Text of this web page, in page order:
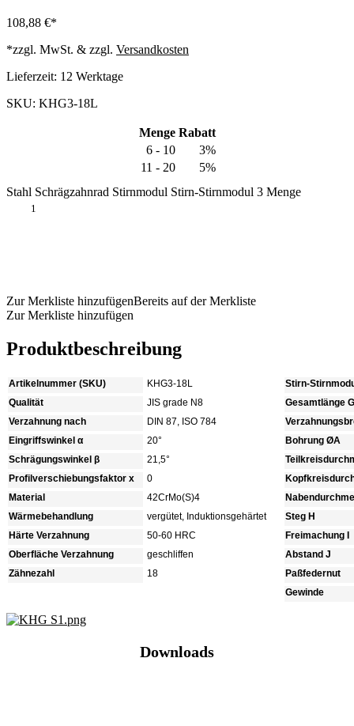
108,88 €
*zzgl. MwSt. & zzgl. Versandkosten
Lieferzeit: 12 Werktage
SKU: KHG3-18L
Menge Rabatt
6 - 10
3%
11 - 20
5%
Stahl Schrägzahnrad Stirnmodul Stirn-Stirnmodul 3 Menge
Zur Merkliste hinzufügenBereits auf der Merkliste
Zur Merkliste hinzufügen
Produktbeschreibung
Artikelnummer (SKU)
KHG3-18L
Qualität
JIS grade N8
Verzahnung nach
DIN 87, ISO 784
Eingriffswinkel α
20°
Schrägungswinkel β
21,5°
Profilverschiebungsfaktor x
0
Material
42CrMo(S)4
Wärmebehandlung
vergütet, Induktionsgehärtet
Härte Verzahnung
50-60 HRC
Oberfläche Verzahnung
geschliffen
Zähnezahl
18
Stirn-
Gesamtlänge G
Bohrung ØA
Steg H
Freimachung I
Abstand J
Paßfedernut
Gewinde
Downloads